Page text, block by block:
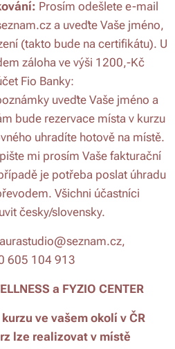
Prosím odešlete e-mail
a uveďte Vaše jméno,
(takto bude na certifikátu). U
záloha ve výši 1200,-Kč
Fio Banky:
uveďte Vaše jméno a
bude rezervace místa v kurzu
uhradíte hotově na místě.
mi prosím Vaše fakturační
je potřeba poslat úhradu
Všichni účastníci
česky/slovensky.
605 104 913
a FYZIO CENTER
ve vašem okolí v ČR
lze realizovat v místě